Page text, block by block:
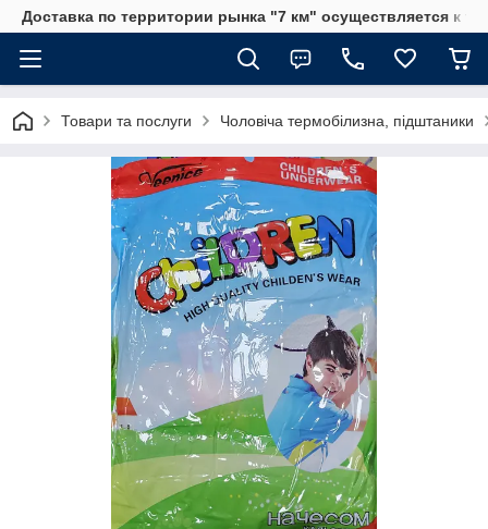
Доставка по территории рынка "7 км" осуществляется к
Товари та послуги Чоловіча термобілизна, підштаники